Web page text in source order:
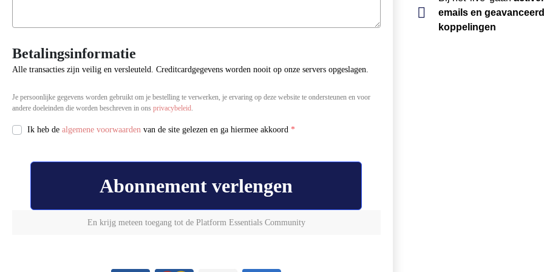
Betalingsinformatie
Alle transacties zijn veilig en versleuteld. Creditcardgegevens worden nooit op onze servers opgeslagen.
Je persoonlijke gegevens worden gebruikt om je bestelling te verwerken, je ervaring op deze website te ondersteunen en voor
andere doeleinden die worden beschreven in ons privacybeleid.
Ik heb de algemene voorwaarden van de site gelezen en ga hiermee akkoord *
Abonnement verlengen
En krijg meteen toegang tot de Platform Essentials Community
emails en
koppelingen